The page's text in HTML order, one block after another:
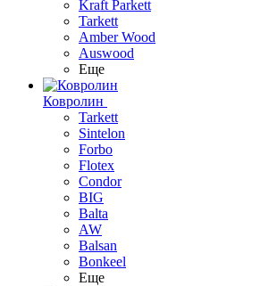
Kraft Parkett
Tarkett
Amber Wood
Auswood
Еще
Ковролин
Tarkett
Sintelon
Forbo
Flotex
Condor
BIG
Balta
AW
Balsan
Bonkeel
Еще